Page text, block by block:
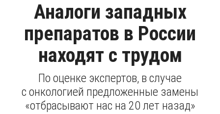
Аналоги западных
препаратов в России
находят с трудом
По оценке экспертов, в случае
с онкологией предложенные замены
«отбрасывают нас на 20 лет назад»